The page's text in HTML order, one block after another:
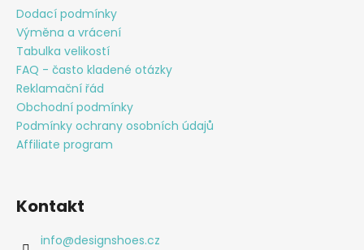
Dodací podmínky
Výměna a vrácení
Tabulka velikostí
FAQ - často kladené otázky
Reklamační řád
Obchodní podmínky
Podmínky ochrany osobních údajů
Affiliate program
Kontakt
info@designshoes.cz